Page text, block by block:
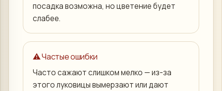
посадка возможна, но цветение будет
слабее.
⚠️ Частые ошибки
Часто сажают слишком мелко — из-за
этого луковицы вымерзают или дают